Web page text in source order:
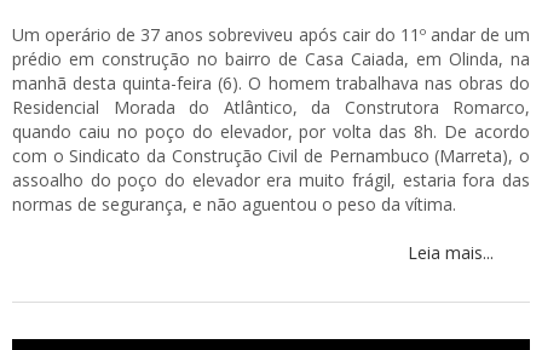
Um operário de 37 anos sobreviveu após cair do 11º andar de um
prédio em construção no bairro de Casa Caiada, em Olinda, na
manhã desta quinta-feira (6). O homem trabalhava nas obras do
Residencial Morada do Atlântico, da Construtora Romarco,
quando caiu no poço do elevador, por volta das 8h. De acordo
com o Sindicato da Construção Civil de Pernambuco (Marreta), o
assoalho do poço do elevador era muito frágil, estaria fora das
normas de segurança, e não aguentou o peso da vítima.
Leia mais...